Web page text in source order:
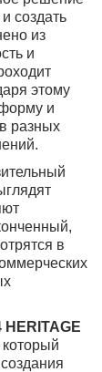
создать
из
и
этому
и
разных
в
HERITAGE